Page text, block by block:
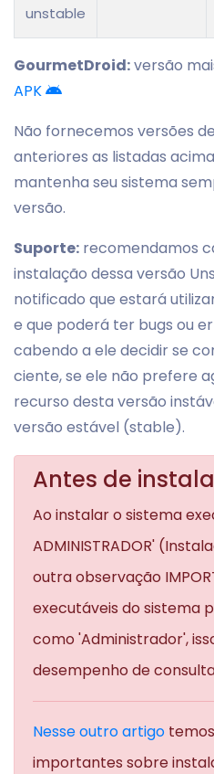
unstable
GourmetDroid:versão
APK
Não fornecemos versões
anteriores as listadas
mantenha seu sistema
versão.
Suporte: recomendamos
instalação dessa versão
notificado que estará
e que poderá ter bugs ou
cabendo a ele decidir se
ciente, se ele não prefere
recurso desta versão
versão estável (stable).
Antes de
Ao instalar o sistema
ADMINISTRADOR'
outra observação
executáveis do sistema
como 'Administrador',
desempenho de
Nesse outro artigo
importantes sobre